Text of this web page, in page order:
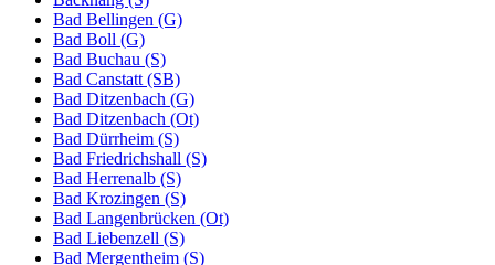
Bad Bellingen (G)
Bad Boll (G)
Bad Buchau (S)
Bad Canstatt (SB)
Bad Ditzenbach (G)
Bad Ditzenbach (Ot)
Bad Dürrheim (S)
Bad Friedrichshall (S)
Bad Herrenalb (S)
Bad Krozingen (S)
Bad Langenbrücken (Ot)
Bad Liebenzell (S)
Bad Mergentheim (S)